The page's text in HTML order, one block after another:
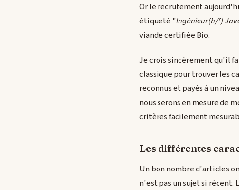
Or le recrutement
étiqueté "Ingénieur(h/f)
viande certifiée Bio.
Je crois sincèrement qu'il
classique pour trouver les
reconnus et payés à un
nous serons en mesure de
critères facilement
Les différentes
Un bon nombre d'articles
n'est pas un sujet si